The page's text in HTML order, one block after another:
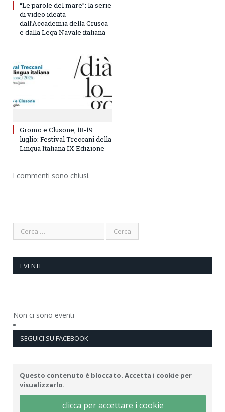
“Le parole del mare”: la serie
di video ideata
dall’Accademia della Crusca
e dalla Lega Navale italiana
Gromo e Clusone, 18-19
luglio: Festival Treccani della
Lingua Italiana IX Edizione
I commenti sono chiusi.
EVENTI
Non ci sono eventi
SEGUICI SU FACEBOOK
Questo contenuto è bloccato. Accetta i cookie per
visualizzarlo.
clicca per accettare i cookie